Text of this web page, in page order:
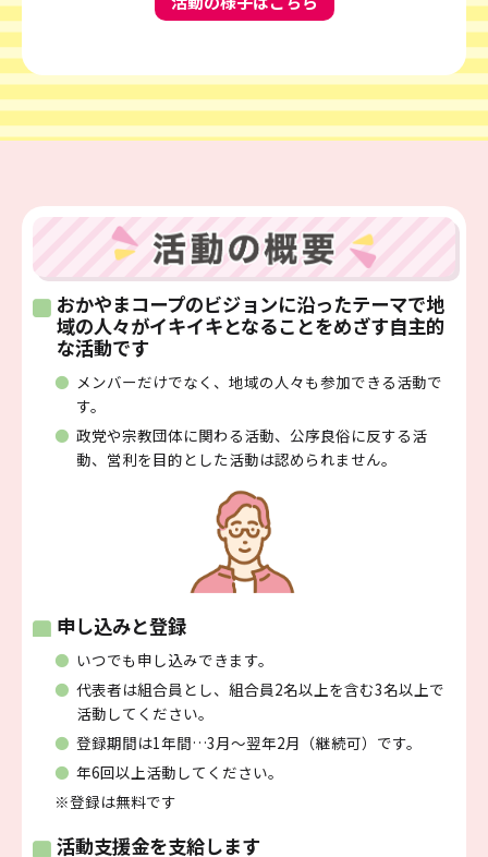
おかやまコープのビジョンに沿ったテーマで地
域の人々がイキイキとなることをめざす自主的
な活動です
メンバーだけでなく、地域の人々も参加できる活動で
す。
政党や宗教団体に関わる活動、公序良俗に反する活
動、 営利を目的とした活動は認められません。
申し込みと登録
いつでも申し込みできます。
代表者は組合員とし、組合員2名以上を含む3名以上で
活動してください。
登録期間は1年間…3月～翌年2月（継続可）です。
年6回以上活動してください。
※登録は無料です
活動支援金を支給します